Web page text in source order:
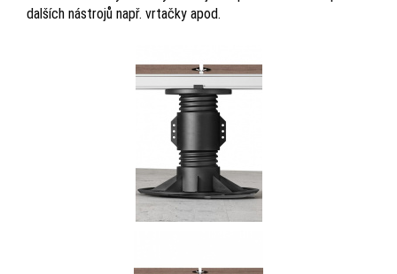
dalších nástrojů např. vrtačky apod.